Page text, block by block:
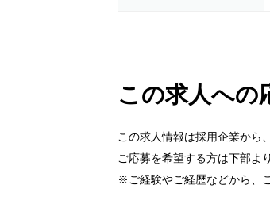
この求人への
この求人情報は採用企業から
ご応募を希望する方は下部よ
※ご経験やご経歴などから、